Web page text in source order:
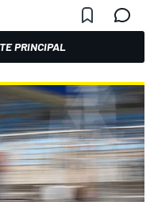
PRINCIPAL